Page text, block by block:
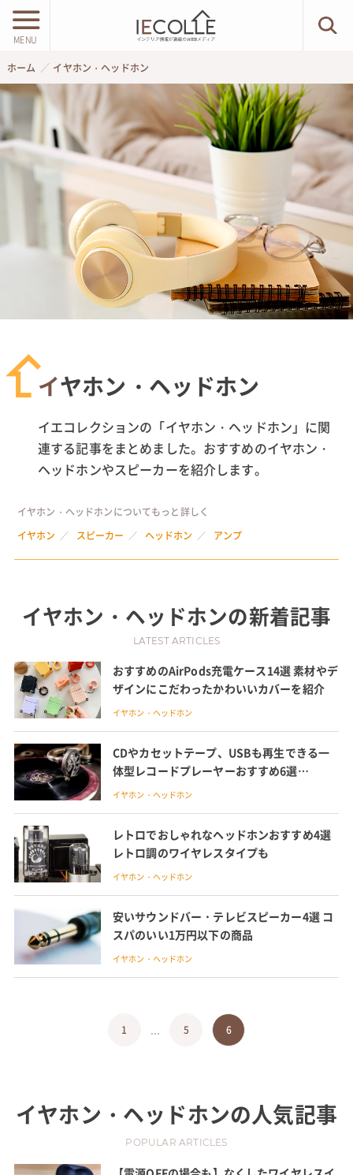
MENU
ホーム イヤホン・ヘッドホン
イヤホン・ヘッドホン
イエコレクションの「イヤホン・ヘッドホン」に関
連する記事をまとめました。おすすめのイヤホン・
ヘッドホンやスピーカーを紹介します。
イヤホン・ヘッドホンについてもっと詳しく
イヤホン
スピーカー ヘッドホン アンプ
イヤホン・ヘッドホンの新着記事
LATEST ARTICLES
おすすめのAirPods充電ケース14選 素材やデ
ザインにこだわったかわいいカバーを紹介
イヤホン・ヘッドホン
CDやカセットテープ、USBも再生できる一
体型レコードプレーヤーおすすめ6選
bluetooth対応機種も紹介
イヤホン・ヘッドホン
レトロでおしゃれなヘッドホンおすすめ4選
レトロ調のワイヤレスタイプも
イヤホン・ヘッドホン
安いサウンドバー・テレビスピーカー4選 コ
スパのいい1万円以下の商品
イヤホン・ヘッドホン
1 ... 5 6
イヤホン・ヘッドホンの人気記事
POPULAR ARTICLES